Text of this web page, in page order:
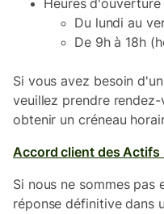
Heures d'ouverture
Du lundi au
De 9h à 18h
Si vous avez besoin
veuillez prendre
obtenir un créneau
Accord client des Actifs
Si nous ne sommes pas
réponse définitive dans